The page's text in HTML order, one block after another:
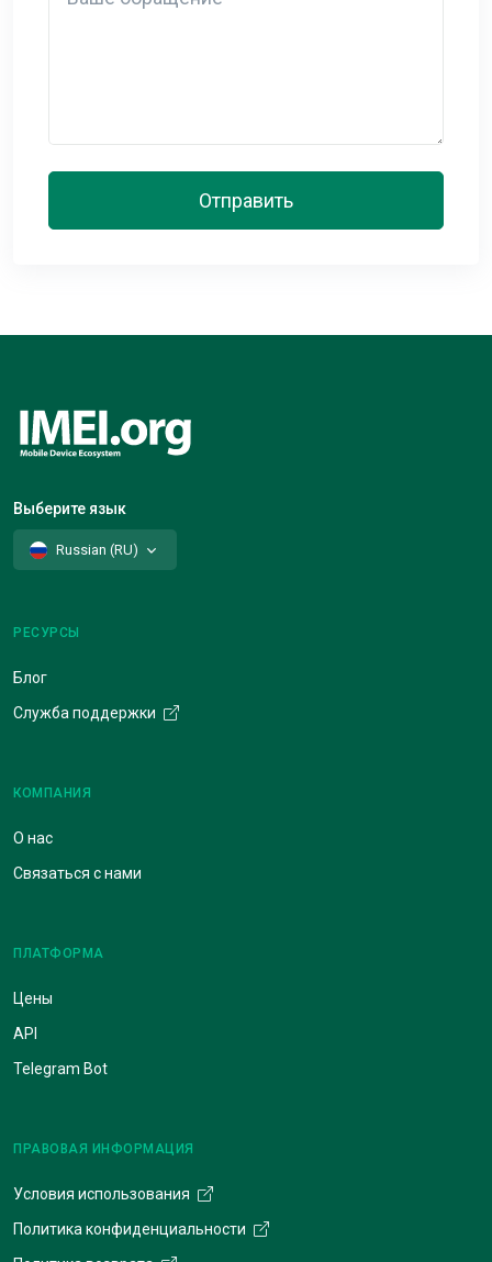
Отправить
Выберите язык
Russian (RU)
РЕСУРСЫ
Блог
Служба поддержки
КОМПАНИЯ
О нас
Связаться с нами
ПЛАТФОРМА
Цены
API
Telegram Bot
ПРАВОВАЯ ИНФОРМАЦИЯ
Условия использования
Политика конфиденциальности